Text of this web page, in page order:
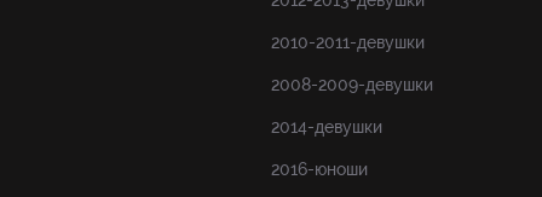
2010-2011-девушки
2008-2009-девушки
2014-девушки
2016-юноши